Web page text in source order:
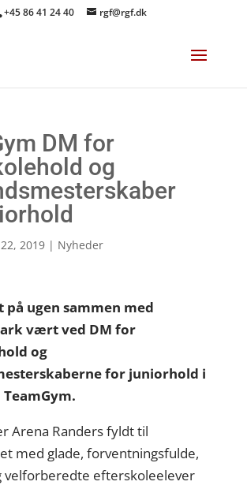
+45 86 41 24 40 rgf@rgf.dk
DM for
og
2019| Nyheder
på ugen sammen med
vært ved DM for
og
for juniorhold i
Arena Randers fyldt til
med glade, forventningsfulde,
efterskoleelever